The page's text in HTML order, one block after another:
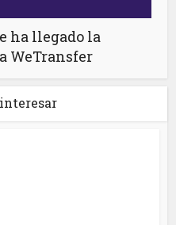
ha llegado la
WeTransfer